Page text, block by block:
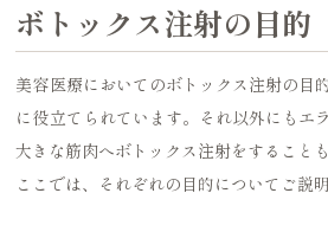
ボトックス注射の目的
美容医療においてのボトックス注射の目
に役立てられています。それ以外にもエ
大きな筋肉へボトックス注射をすることも
ここでは、それぞれの目的についてご説